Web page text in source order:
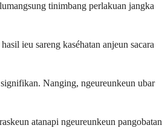
tinimbang perlakuan jangka
ieu sareng kaséhatan anjeun sacara
Nanging, ngeureunkeun ubar
atanapi ngeureunkeun pangobatan